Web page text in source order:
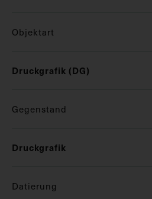
Objektart
Druckgrafik (DG)
Gegenstand
Druckgrafik
Datierung